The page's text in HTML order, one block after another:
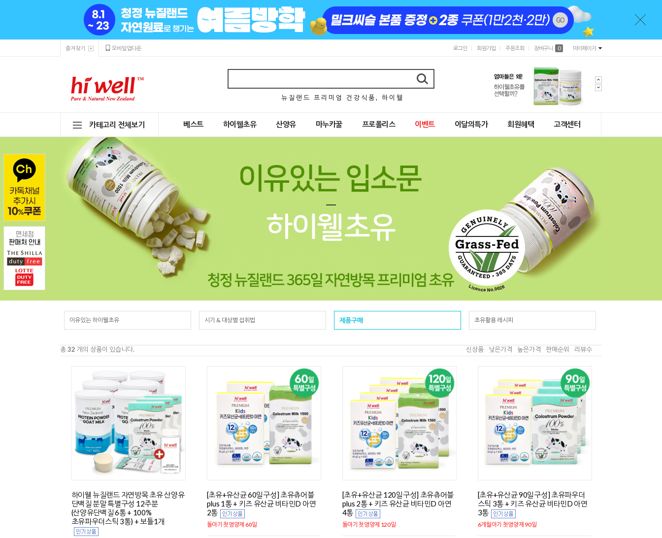
즐겨찾기 모바일앱다운 로그인 회원가입 주문조회 장바구니 0 마이페이지
뉴 질 랜 드 프 리 미 엄 건 강 식 품 , 하 이 웰
카테고리 전체보기 베스트 하이웰초유 산양유 마누카꿀 프로폴리스 이벤트 이달의특가 회원혜택 고객센터
이유있는 하이웰초유 시기 & 대상별 섭취법 제품구매 초유활용 레시피
총32 개의 상품이 있습니다. 신상품 낮은가격 높은가격 판매순위 리뷰수
하이웰 뉴질랜드 자연방목 초유 산양유
단백질 분말 특별구성 12주분
(산양유단백질 6통 + 100%
초유파우더스틱 3통) + 보틀1개
[초유+유산균 60일구성] 초유츄어블
plus 1통 + 키즈 유산균 비타민D 아연
2통
돌아기 첫영양제 60일
[초유+유산균 120일구성] 초유츄어블
plus 2통 + 키즈 유산균 비타민D 아연
4통
돌아기 첫영양제 120일
[초유+유산균 90일구성] 초유파우더
스틱 3통 + 키즈 유산균 비타민D 아연
3통
6개월아기 첫영양제 90일